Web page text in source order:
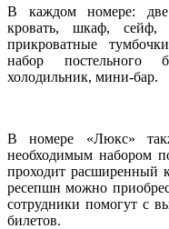
В каждом номере: две
кровать, шкаф, сейф,
прикроватные
набор постельного
холодильник, мини-бар.
В номере «Люкс»
необходимым набором
проходит расширенный
ресепшн можно
сотрудники помогут с
билетов.